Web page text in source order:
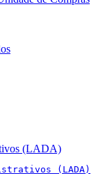
(LADA)
(LADA)